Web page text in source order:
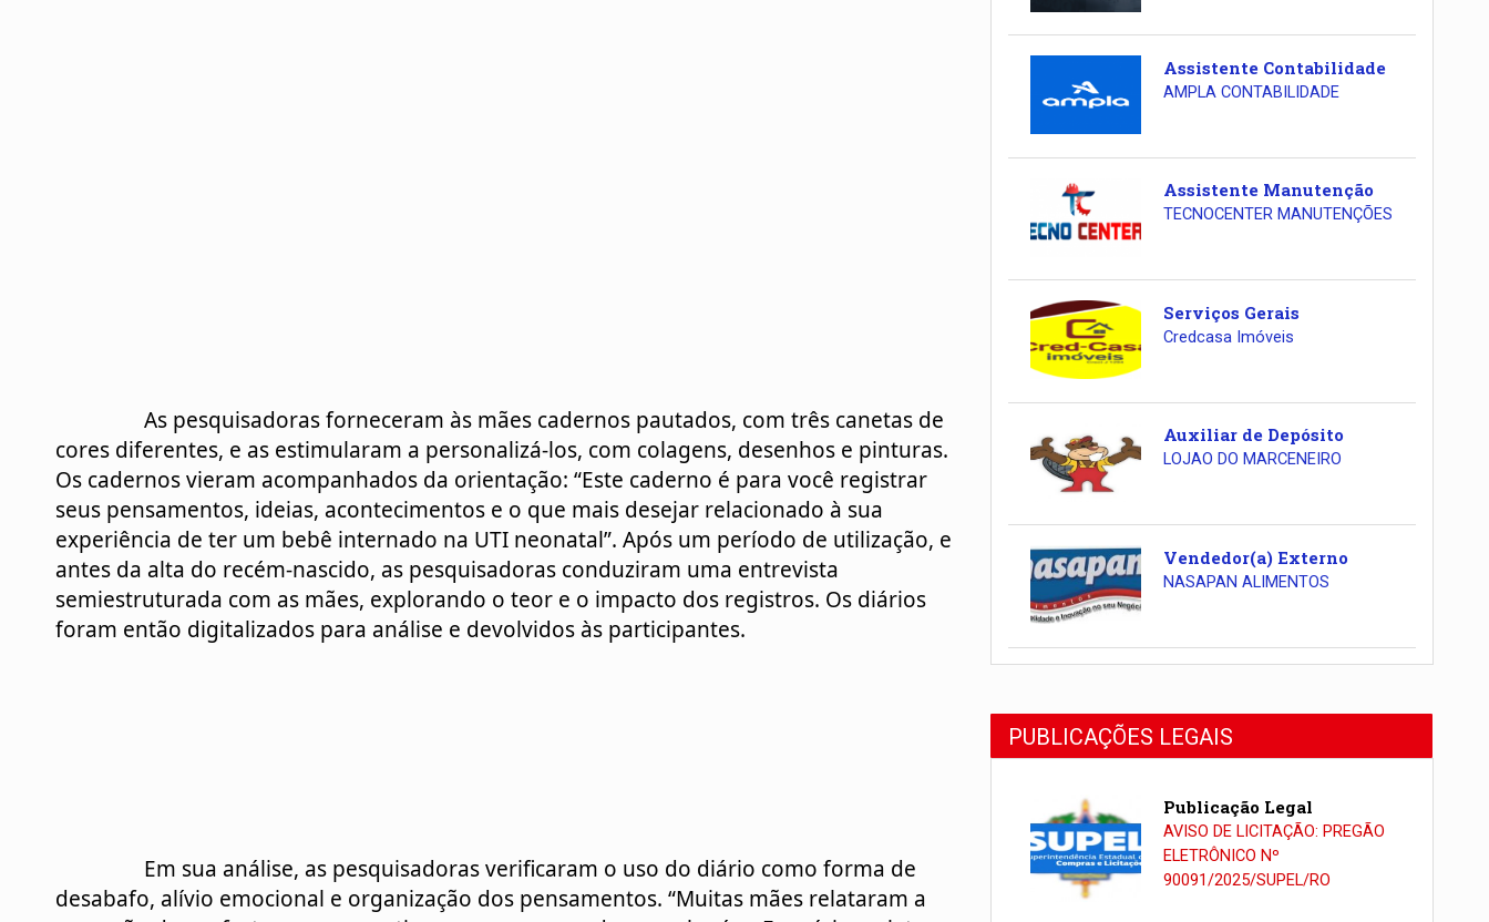
cores diferentes, e as estimularam a personalizá-los, com colagens, desenhos e pinturas.
Os cadernos vieram acompanhados da orientação: “Este caderno é para você registrar
seus pensamentos, ideias, acontecimentos e o que mais desejar relacionado à sua
experiência de ter um bebê internado na UTI neonatal”. Após um período de utilização, e
antes da alta do recém-nascido, as pesquisadoras conduziram uma entrevista
semiestruturada com as mães, explorando o teor e o impacto dos registros. Os diários
foram então digitalizados para análise e devolvidos às participantes.
desabafo, alívio emocional e organização dos pensamentos. “Muitas mães relataram a
Assistente Contabilidade
AMPLA CONTABILIDADE
Assistente Manutenção
TECNOCENTER MANUTENÇÕES
Serviços Gerais
Credcasa Imóveis
Auxiliar de Depósito
LOJAO DO MARCENEIRO
Vendedor(a) Externo
NASAPAN ALIMENTOS
PUBLICAÇÕES LEGAIS
Publicação Legal
AVISO DE LICITAÇÃO: PREGÃO
ELETRÔNICO Nº
90091/2025/SUPEL/RO